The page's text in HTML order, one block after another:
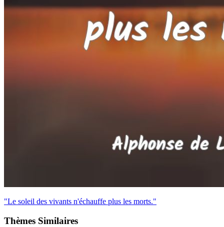
"Le soleil des vivants n'échauffe plus les morts."
Thèmes Similaires